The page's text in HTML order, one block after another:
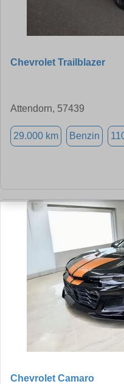
Chevrolet Trailblazer
Attendorn, 57439
29.000 km Benzin
Chevrolet Camaro